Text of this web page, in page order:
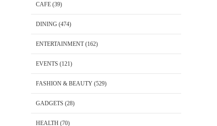
CAFE (39)
DINING (474)
ENTERTAINMENT(162)
EVENTS (121)
FASHION & BEAUTY (529)
GADGETS (28)
HEALTH (70)